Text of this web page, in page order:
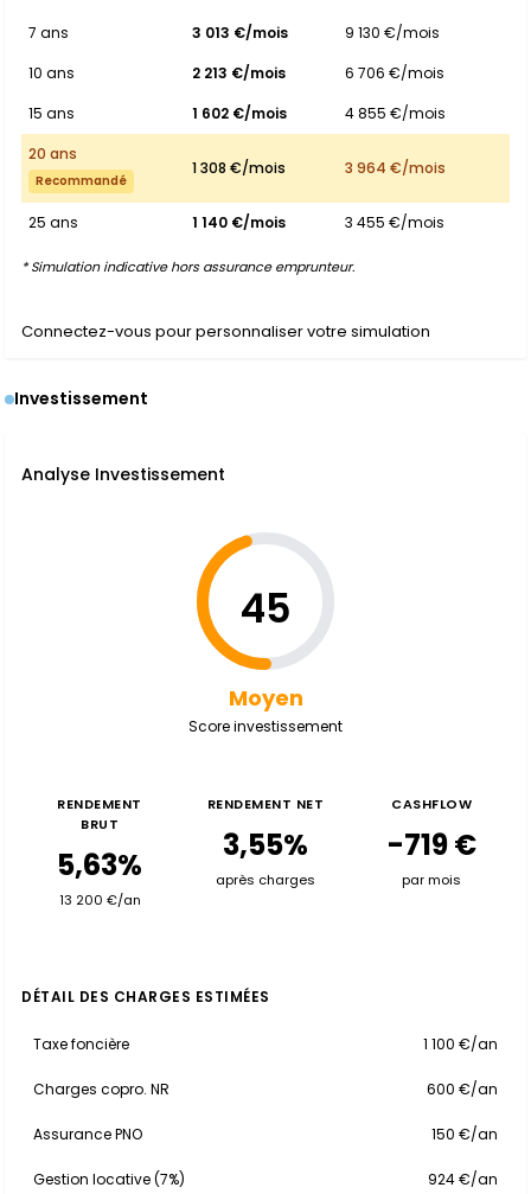
7 ans
3 013 €/mois
9 130 €/mois
10 ans
2 213 €/mois
6 706 €/mois
15 ans
1 602 €/mois
4 855 €/mois
20 ans
Recommandé
1 308 €/mois 3 964 €/mois
25 ans 1 140 €/mois 3 455 €/mois
* Simulation indicative hors assurance emprunteur.
Connectez-vous pour personnaliser votre simulation
Investissement
Analyse Investissement
45
Moyen
Score investissement
RENDEMENT
BRUT
5,63%
13 200 €/an
RENDEMENT NET
3,55%
après charges
CASHFLOW
-719 €
par mois
DÉTAIL DES CHARGES ESTIMÉES
Taxe foncière 1 100 €/an
Charges copro. NR 600 €/an
Assurance PNO 150 €/an
Gestion locative (7%) 924 €/an